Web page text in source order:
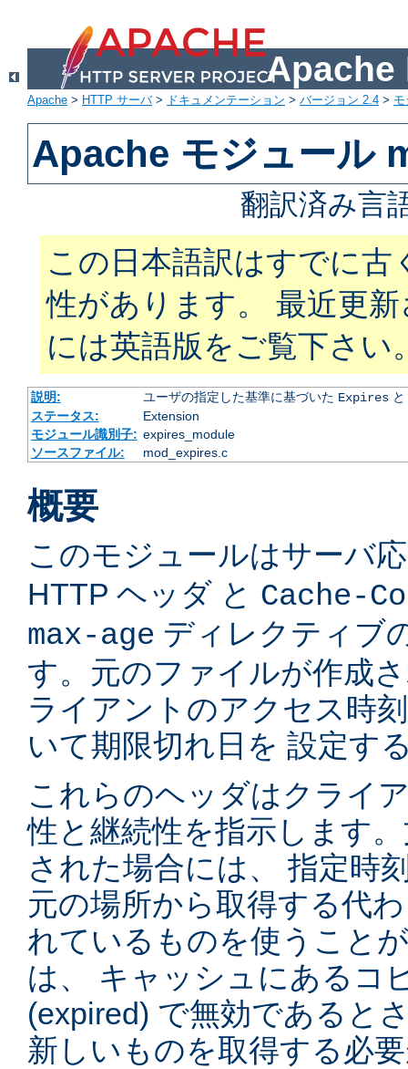
Apache
Apache > HTTP サーバ> ドキュメンテーション > バージョン 2.4 >
Apache モジュール
翻訳済み言
この日本語訳はすでに古
性があります。 最近更
には英語版をご覧下さい
説明: ユーザの指定した基準に基づいた Expiresと
ステータス:
Extension
モジュール識別子: expires_module
ソースファイル:
mod_expires.c
概要
このモジュールはサーバ
HTTP ヘッダ と Cache-
max-age ディレクティブ
す。元のファイルが作成
ライアントのアクセス時
いて期限切れ日を 設定す
これらのヘッダはクライ
性と継続性を指示します
された場合には、 指定時
元の場所から取得する代
れているものを使うこと
は、 キャッシュにあるコ
(expired) で無効であると
新しいものを取得する必